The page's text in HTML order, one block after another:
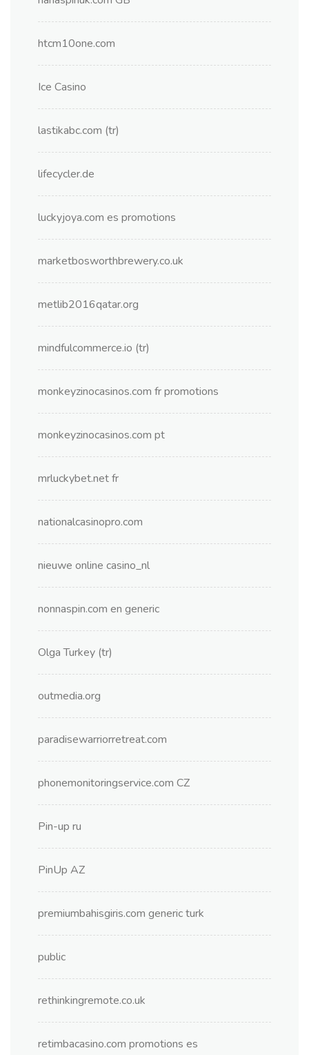
htcm10one.com
Ice Casino
lastikabc.com (tr)
lifecycler.de
luckyjoya.com es promotions
marketbosworthbrewery.co.uk
metlib2016qatar.org
mindfulcommerce.io (tr)
monkeyzinocasinos.com fr promotions
monkeyzinocasinos.com pt
mrluckybet.net fr
nationalcasinopro.com
nieuwe online casino_nl
nonnaspin.com en generic
Olga Turkey (tr)
outmedia.org
paradisewarriorretreat.com
phonemonitoringservice.com CZ
Pin-up ru
PinUp AZ
premiumbahisgiris.com generic turk
public
rethinkingremote.co.uk
retimbacasino.com promotions es